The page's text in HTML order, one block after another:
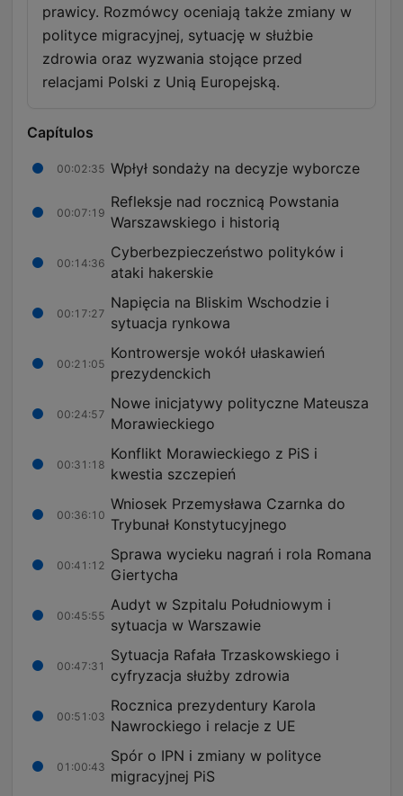
prawicy. Rozmówcy oceniają także zmiany w
polityce migracyjnej, sytuację w służbie
zdrowia oraz wyzwania stojące przed
relacjami Polski z Unią Europejską.
Capítulos
00:02:35 Wpłył sondaży na decyzje wyborcze
00:07:19
Refleksje nad rocznicą Powstania
Warszawskiego i historią
00:14:36
Cyberbezpieczeństwo polityków i
ataki hakerskie
00:17:27
Napięcia na Bliskim Wschodzie i
sytuacja rynkowa
00:21:05
Kontrowersje wokół ułaskawień
prezydenckich
00:24:57
Nowe inicjatywy polityczne Mateusza
Morawieckiego
00:31:18
Konflikt Morawieckiego z PiS i
kwestia szczepień
00:36:10
Wniosek Przemysława Czarnka do
Trybunał Konstytucyjnego
00:41:12
Sprawa wycieku nagrań i rola Romana
Giertycha
00:45:55
Audyt w Szpitalu Południowym i
sytuacja w Warszawie
00:47:31
Sytuacja Rafała Trzaskowskiego i
cyfryzacja służby zdrowia
00:51:03
Rocznica prezydentury Karola
Nawrockiego i relacje z UE
01:00:43
Spór o IPN i zmiany w polityce
migracyjnej PiS